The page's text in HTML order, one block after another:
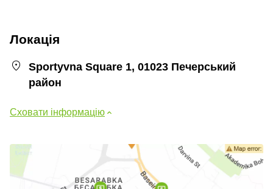
Локація
Sportyvna Square 1, 01023 Печерський
район
Сховати інформацію